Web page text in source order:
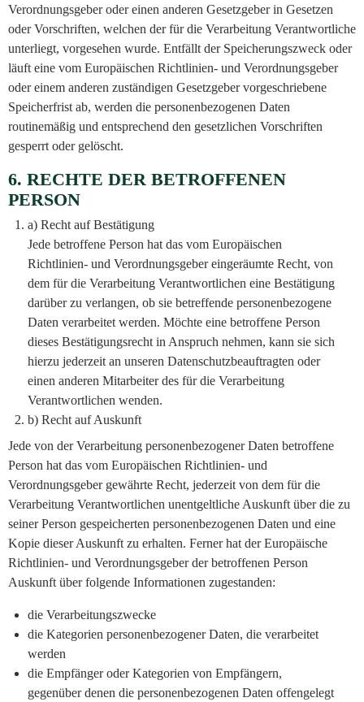
Verordnungsgeber oder einen anderen Gesetzgeber in Gesetzen
oder Vorschriften, welchen der für die Verarbeitung Verantwortliche
unterliegt, vorgesehen wurde. Entfällt der Speicherungszweck oder
läuft eine vom Europäischen Richtlinien- und Verordnungsgeber
oder einem anderen zuständigen Gesetzgeber vorgeschriebene
Speicherfrist ab, werden die personenbezogenen Daten
routinemäßig und entsprechend den gesetzlichen Vorschriften
gesperrt oder gelöscht.
6. RECHTE DER BETROFFENEN
PERSON
a) Recht auf Bestätigung
Jede betroffene Person hat das vom Europäischen
Richtlinien- und Verordnungsgeber eingeräumte Recht, von
dem für die Verarbeitung Verantwortlichen eine Bestätigung
darüber zu verlangen, ob sie betreffende personenbezogene
Daten verarbeitet werden. Möchte eine betroffene Person
dieses Bestätigungsrecht in Anspruch nehmen, kann sie sich
hierzu jederzeit an unseren Datenschutzbeauftragten oder
einen anderen Mitarbeiter des für die Verarbeitung
Verantwortlichen wenden.
b) Recht auf Auskunft
Jede von der Verarbeitung personenbezogener Daten betroffene
Person hat das vom Europäischen Richtlinien- und
Verordnungsgeber gewährte Recht, jederzeit von dem für die
Verarbeitung Verantwortlichen unentgeltliche Auskunft über die zu
seiner Person gespeicherten personenbezogenen Daten und eine
Kopie dieser Auskunft zu erhalten. Ferner hat der Europäische
Richtlinien- und Verordnungsgeber der betroffenen Person
Auskunft über folgende Informationen zugestanden:
die Verarbeitungszwecke
die Kategorien personenbezogener Daten, die verarbeitet
werden
die Empfänger oder Kategorien von Empfängern,
gegenüber denen die personenbezogenen Daten offengelegt